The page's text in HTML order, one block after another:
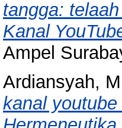
tangga:
Kanal
Ampel
Ardiansyah,
kanal